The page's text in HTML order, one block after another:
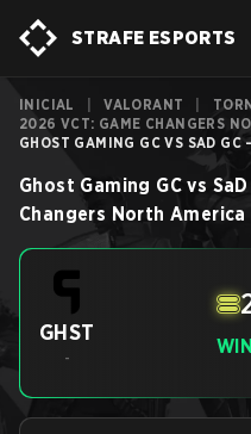
STRAFE ESPORTS
INICIAL VALORANT
2026 VCT: GAME CHANGERS
GHOST GAMING GC VS SAD
Ghost Gaming GC vs
Changers North America
GHST
-
WIN